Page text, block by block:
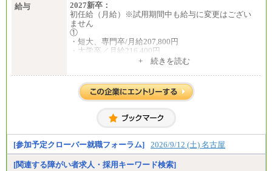
給与
2027新卒：
初任給（月給）※試用期間中も給与に変更はござい
ません
①
・短大、専門卒/月給207,800円
・大学卒／月給216,400円
※大学院修了は大学卒の金額を最低額とし、経験・
す。
②③
・大学卒／月給282,000円
※技術系応募における、博士課程修了は大学卒(また
は修士了)の金額を最低額とし、経験・能力を考慮の
うえ当社規程に基づき決定いたします。
中途：
+ 続きを読む
[参加予定クローバー就職フォーラム] 2026/9/12 (土) 名古屋
[関連する障がい者求人・採用キーワード検索]